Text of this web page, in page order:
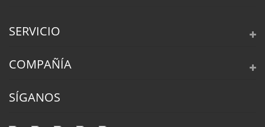
SERVICIO
COMPAÑÍA
SÍGANOS